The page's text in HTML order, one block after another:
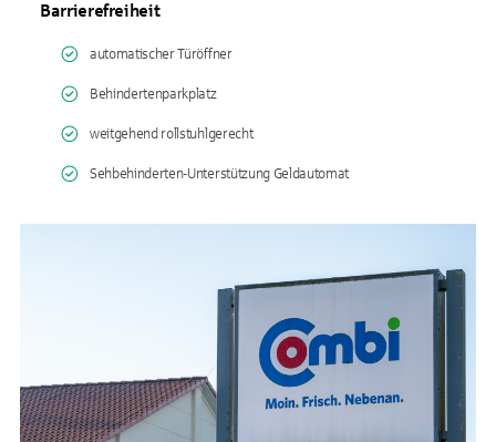
Barrierefreiheit
automatischer Türöffner
Behindertenparkplatz
weitgehend rollstuhlgerecht
Sehbehinderten-Unterstützung Geldautomat